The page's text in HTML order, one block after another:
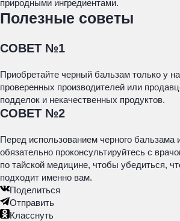
природными ингредиентами.
Полезные советы
СОВЕТ №1
Приобретайте черный бальзам только у
проверенных производителей или
подделок и некачественных продуктов.
СОВЕТ №2
Перед использованием черного бальзама
обязательно проконсультируйтесь с
по тайской медицине, чтобы убедиться,
подходит именно вам.
Поделиться
Отправить
Класснуть